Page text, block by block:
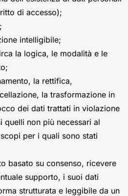
di accesso);
intelligibile;
la logica, le modalità e le
la rettifica,
la trasformazione in
dei dati trattati in violazione
non più necessari al
per i quali sono stati
basato su consenso, ricevere
supporto, i suoi dati
strutturata e leggibile da un